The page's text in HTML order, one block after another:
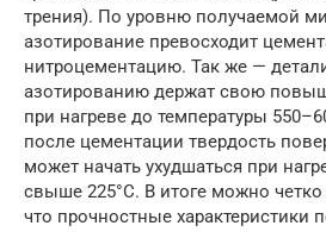
трения). По уровню получаемой
азотирование превосходит
нитроцементацию. Так же —
азотированию держат свою
при нагреве до температуры
после цементации твердость
может начать ухудшаться при
свыше 225°С. В итоге можно четко
что прочностные характеристики